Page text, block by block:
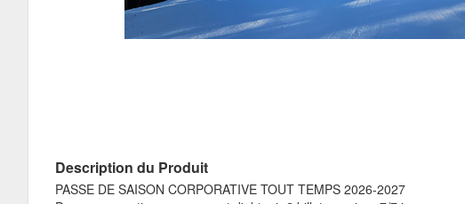
Description du Produit
PASSE DE SAISON CORPORATIVE TOUT TEMPS 2026-2027